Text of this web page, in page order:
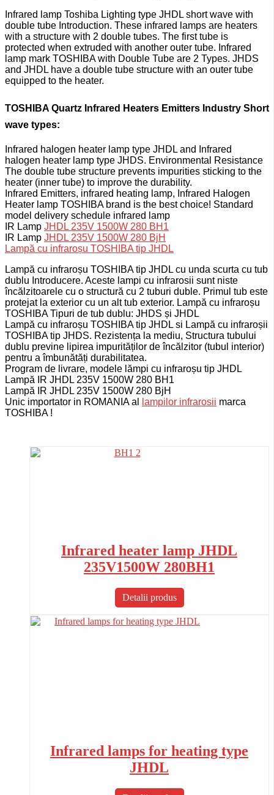
Infrared lamp Toshiba Lighting type JHDL short wave with
double tube Introduction. These infrared lamps are heaters
with a structure with 2 double tubes. The first tube is
protected when extruded with another outer tube. Infrared
lamp mark TOSHIBA with Double Tube are 2 Types. JHDS
and JHDL have a double tube structure with an outer tube
equipped to the heater.
TOSHIBA Quartz Infrared Heaters Emitters Industry Short
wave types:
Infrared halogen heater lamp type JHDL and
Infrared
halogen heater lamp type JHDS. Environmental Resistance
The double tube structure prevents impurities sticking to the
heater (inner tube) to improve the durability.
Infrared Emitters, infrared heating lamp, Infrared Halogen
Heater lamp TOSHIBA brand is the best choice! Standard
model delivery schedule infrared lamp
IR Lamp JHDL 235V 1500W 280 BH1
IR Lamp JHDL 235V 1500W 280 BjH
Lampă cu infraroșu TOSHIBA tip JHDL
Lampă cu infraroșu TOSHIBA tip JHDL cu unda scurta cu tub
dublu Introducere. Aceste lampi cu infrarosii sunt niste
încălzitoarele cu o structură cu 2 tuburi duble. Primul tub este
protejat la exterior cu un alt tub exterior. Lampă cu infraroșu
TOSHIBA Tipuri de tub dublu: JHDS și JHDL
Lampă cu infraroșu TOSHIBA tip JHDL si Lampă cu infraroșii
TOSHIBA tip JHDS. Rezistența la mediu, Structura tubului
dublu previne lipirea impurităților de încălzitor (tubul interior)
pentru a îmbunătăți durabilitatea.
Program de livrare, modele lămpi cu infraroșu tip JHDL
Lampă IR JHDL 235V 1500W 280 BH1
Lampă IR JHDL 235V 1500W 280 BjH
Unic importator in ROMANIA al
lampilor infrarosii marca
TOSHIBA !
Infrared heater lamp JHDL
235V1500W 280BH1
Detalii produs
Infrared lamps for heating type
JHDL